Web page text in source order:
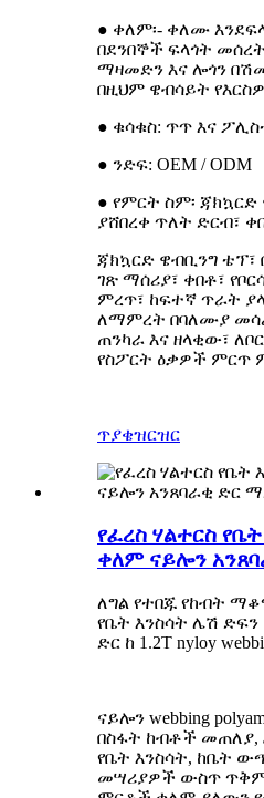
● ቀለም፡- ቀለሙ
በደንበኞች ፍላጎት
ማዛመድን እና ሎጎን
በዚህም ዌብሳይት
● ቁሳቁስ: ጥጥ እና
● ንድፍ: OEM / ODM
● የምርት ስም፡
ያሸበረቀ ጥለት ድርብ፣
ጃክኳርድ ዌብቢንግ ቴፕ፣
ገጽ ማሰሪያ፣ ቀበቶ፣
ምረጥ፣ ከፍተኛ ጥራት
ለማምረት በባለሙያ
ጠንካራ እና ዘላቂው፣
የስፖርት ዕቃዎች ምርጥ
ጥያቄዝርዝር
የፈረስ ሃልተርስ
ቀለም ናይሎን
ለግል የተበጁ የከብት
የቤት እንስሳት ሌሽ
ድር ከ 1.2T nyloy
ናይሎን webbing
በስፋት ከብቶች መጠለያ,
የቤት እንስሳት, ከቤት
መሣሪያዎች ውስጥ